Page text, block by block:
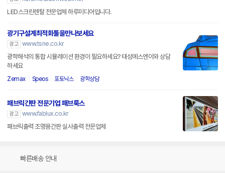
LED스크린렌탈 전문업체 하루미디어입니다.
광기구설계최적화툴을만나보세요
광고 www.tsne.co.kr
광학해석의 통합 시뮬레이션 환경이 필요하세요? 태성에스엔이와 상담
하세요
Zemax Speos 포토닉스 광학상담
패브릭간판 전문기업 패브룩스
광고 www.fablux.co.kr
패브릭출력 조명용간판 실사출력 전문업체
빠른배송 안내